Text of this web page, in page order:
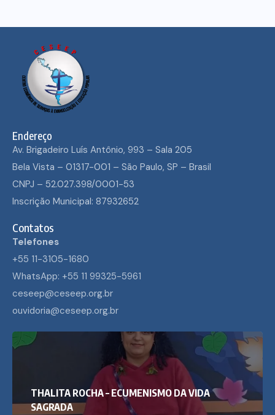
Endereço
Av. Brigadeiro Luís Antônio, 993 – Sala 205
Bela Vista – 01317-001 – São Paulo, SP – Brasil
CNPJ – 52.027.398/0001-53
Inscrição Municipal: 87932652
Contatos
Telefones
+55 11-3105-1680
WhatsApp: +55 11 99325-5961
ceseep@ceseep.org.br
ouvidoria@ceseep.org.br
THALITA ROCHA – ECUMENISMO DA VIDA
SAGRADA